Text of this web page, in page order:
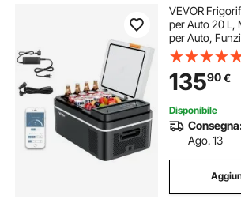
telone barca acceleratore
copri barca fotovoltaico barca
remi barca clacson barca
VEVOR
per Auto 20 L,
per Auto,
24 V, CA da
Temperatura
20 °C, per
13590€
Disponibile
Ago. 13